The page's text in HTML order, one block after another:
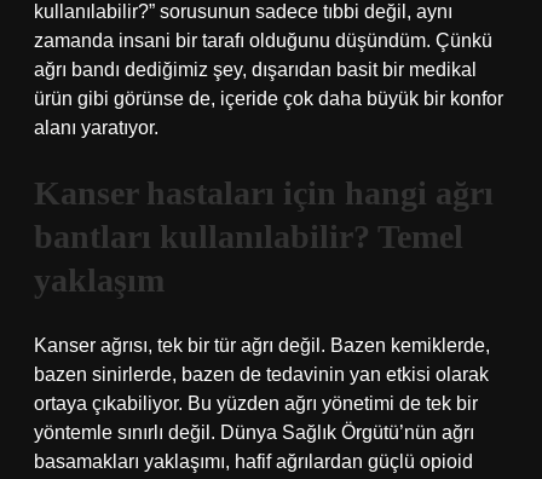
kullanılabilir?” sorusunun sadece tıbbi değil, aynı
zamanda insani bir tarafı olduğunu düşündüm. Çünkü
ağrı bandı dediğimiz şey, dışarıdan basit bir medikal
ürün gibi görünse de, içeride çok daha büyük bir konfor
alanı yaratıyor.
Kanser hastaları için hangi ağrı
bantları kullanılabilir? Temel
yaklaşım
Kanser ağrısı, tek bir tür ağrı değil. Bazen kemiklerde,
bazen sinirlerde, bazen de tedavinin yan etkisi olarak
ortaya çıkabiliyor. Bu yüzden ağrı yönetimi de tek bir
yöntemle sınırlı değil. Dünya Sağlık Örgütü’nün ağrı
basamakları yaklaşımı, hafif ağrılardan güçlü opioid